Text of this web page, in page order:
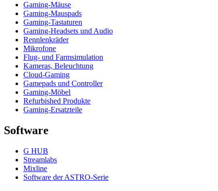
Gaming-Mäuse
Gaming-Mauspads
Gaming-Tastaturen
Gaming-Headsets und Audio
Rennlenkräder
Mikrofone
Flug- und Farmsimulation
Kameras, Beleuchtung
Cloud-Gaming
Gamepads und Controller
Gaming-Möbel
Refurbished Produkte
Gaming-Ersatzteile
Software
G HUB
Streamlabs
Mixline
Software der ASTRO-Serie